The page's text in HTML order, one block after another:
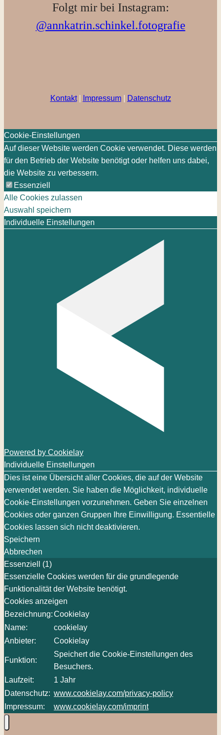
Folgt mir bei Instagram:
@annkatrin.schinkel.fotografie
Kontakt| Impressum| Datenschutz
Cookie-Einstellungen
Auf dieser Website werden Cookie verwendet. Diese werden
für den Betrieb der Website benötigt oder helfen uns dabei,
die Website zu verbessern.
Essenziell
Alle Cookies zulassen
Auswahl speichern
Individuelle Einstellungen
Powered by Cookielay
Individuelle Einstellungen
Dies ist eine Übersicht aller Cookies, die auf der Website
verwendet werden. Sie haben die Möglichkeit, individuelle
Cookie-Einstellungen vorzunehmen. Geben Sie einzelnen
Cookies oder ganzen Gruppen Ihre Einwilligung. Essentielle
Cookies lassen sich nicht deaktivieren.
Speichern
Abbrechen
Essenziell (1)
Essenzielle Cookies werden für die grundlegende
Funktionalität der Website benötigt.
Cookies anzeigen
Bezeichnung:Cookielay
Name:
cookielay
Anbieter:
Cookielay
Funktion:
Speichert die Cookie-Einstellungen des
Besuchers.
Laufzeit:
1 Jahr
Datenschutz: www.cookielay.com/privacy-policy
Impressum:
www.cookielay.com/imprint